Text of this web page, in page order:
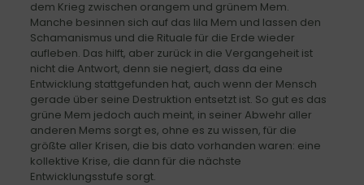
dem Krieg zwischen orangem und grünem Mem.
Manche besinnen sich auf das lila Mem und lassen den
Schamanismus und die Rituale für die Erde wieder
aufleben. Das hilft, aber zurück in die Vergangeheit ist
nicht die Antwort, denn sie negiert, dass da eine
Entwicklung stattgefunden hat, auch wenn der Mensch
gerade über seine Destruktion entsetzt ist. So gut es das
grüne Mem jedoch auch meint, in seiner Abwehr aller
anderen Mems sorgt es, ohne es zu wissen, für die
größte aller Krisen, die bis dato vorhanden waren: eine
kollektive Krise, die dann für die nächste
Entwicklungsstufe sorgt.